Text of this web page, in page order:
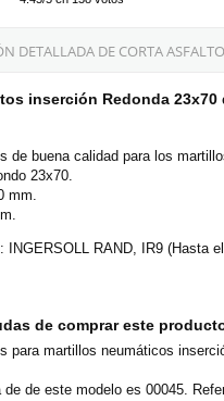
DETALLADA DE CORTA
inserción Redonda 23x70
de buena calidad para los
23x70.
mm.
INGERSOLL RAND, IR9 (Hasta el
de comprar este
para martillos neumáticos
de de este modelo es 00045.